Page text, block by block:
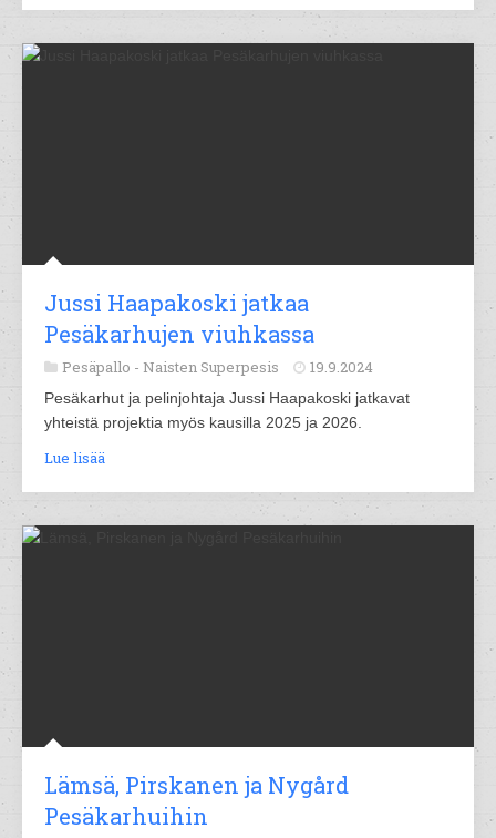
Jussi Haapakoski jatkaa
Pesäkarhujen viuhkassa
Pesäpallo - Naisten Superpesis 19.9.2024
Pesäkarhut ja pelinjohtaja Jussi Haapakoski jatkavat
yhteistä projektia myös kausilla 2025 ja 2026.
Lue lisää
Lämsä, Pirskanen ja Nygård
Pesäkarhuihin